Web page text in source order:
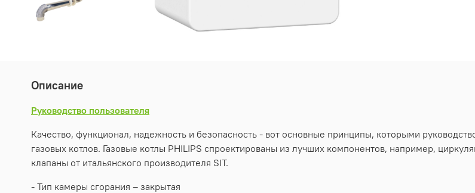
Описание
Руководство пользователя
Качество, функционал, надежность и безопасность - вот основные принципы, которыми
газовых котлов. Газовые котлы PHILIPS спроектированы из лучших компонентов, например,
клапаны от итальянского производителя SIT.
- Тип камеры сгорания – закрытая